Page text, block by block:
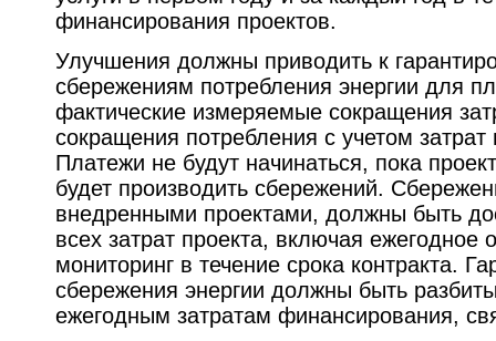
финансирования проектов.
Улучшения должны приводить к
сбережениям потребления энергии для
фактические измеряемые сокращения
сокращения потребления с учетом
Платежи не будут начинаться, пока
будет производить сбережений.
внедренными проектами, должны быть
всех затрат проекта, включая ежегодное
мониторинг в течение срока контракта.
сбережения энергии должны быть
ежегодным затратам финансирования,